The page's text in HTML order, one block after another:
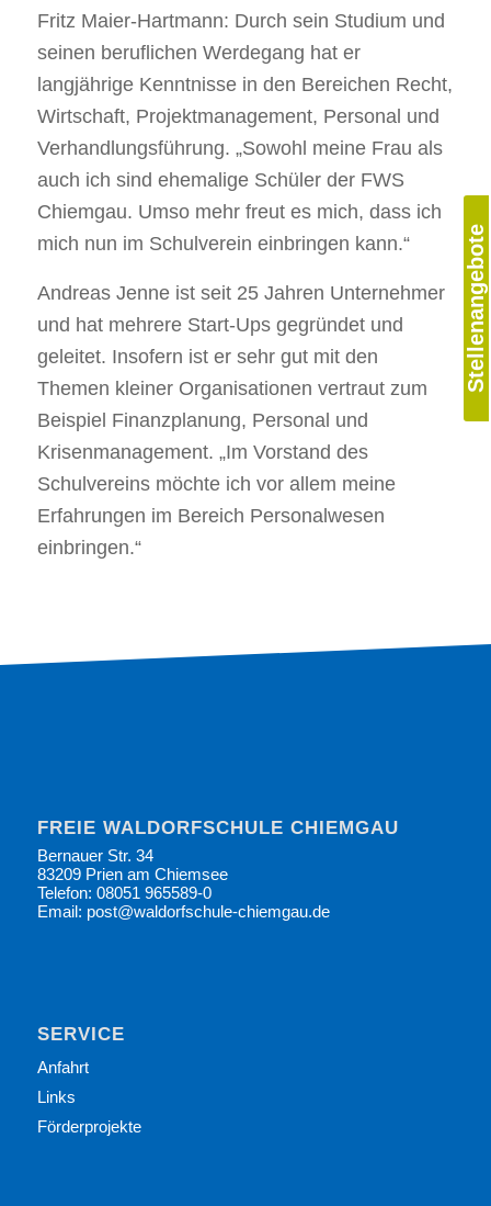
Stellenangebote
Fritz Maier-Hartmann: Durch sein Studium und
seinen beruflichen Werdegang hat er
langjährige Kenntnisse in den Bereichen Recht,
Wirtschaft, Projektmanagement, Personal und
Verhandlungsführung. „Sowohl meine Frau als
auch ich sind ehemalige Schüler der FWS
Chiemgau. Umso mehr freut es mich, dass ich
mich nun im Schulverein einbringen kann.“
Andreas Jenne ist seit 25 Jahren Unternehmer
und hat mehrere Start-Ups gegründet und
geleitet. Insofern ist er sehr gut mit den
Themen kleiner Organisationen vertraut zum
Beispiel Finanzplanung, Personal und
Krisenmanagement. „Im Vorstand des
Schulvereins möchte ich vor allem meine
Erfahrungen im Bereich Personalwesen
einbringen.“
FREIE WALDORFSCHULE CHIEMGAU
Bernauer Str. 34
83209 Prien am Chiemsee
Telefon: 08051 965589-0
Email: post@waldorfschule-chiemgau.de
SERVICE
Anfahrt
Links
Förderprojekte